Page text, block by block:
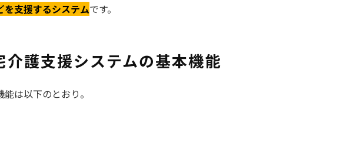
を支援するシステムです。
介護支援システムの基本機能
は以下のとおり。